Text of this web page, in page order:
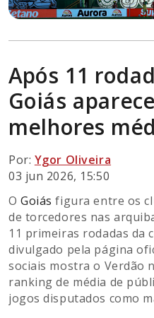
Após 11
Goiás
melhores
Por: Ygor Oliveira
03 jun 2026, 15:50
OGoiás figura entre os
de torcedores nas
11 primeiras rodadas da
divulgado pela página
sociais mostra o Verdão
ranking de média de
jogos disputados como